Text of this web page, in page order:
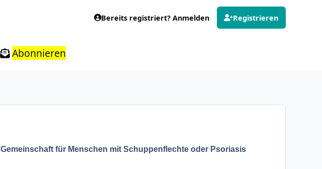
Bereits registriert? Anmelden Registrieren
Abonnieren
Gemeinschaft für Menschen mit Schuppenflechte oder Psoriasis